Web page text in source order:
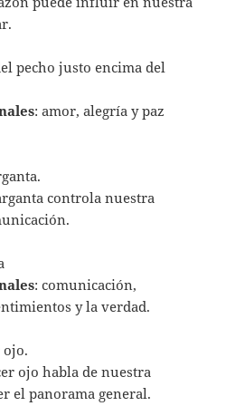
pecho justo encima del
: amor, alegría y paz
controla nuestra
: comunicación,
y la verdad.
ojo.
ojo habla de nuestra
el panorama general.